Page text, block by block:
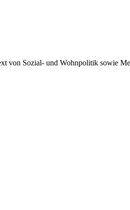
Sozial- und Wohnpolitik sowie